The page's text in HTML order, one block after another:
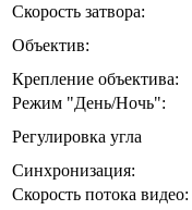
Скорость затвора:
Объектив:
Крепление объектива:
Режим "День/Ночь":
Регулировка угла
Синхронизация:
Скорость потока видео: